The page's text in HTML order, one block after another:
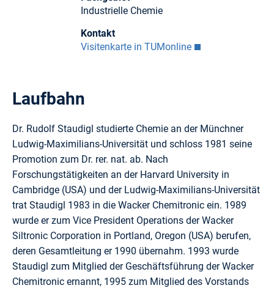
Industrielle Chemie
Kontakt
Visitenkarte in TUMonline
Laufbahn
Dr. Rudolf Staudigl studierte Chemie an der Münchner
Ludwig-Maximilians-Universität und schloss 1981 seine
Promotion zum Dr. rer. nat. ab. Nach
Forschungstätigkeiten an der Harvard University in
Cambridge (USA) und der Ludwig-Maximilians-Universität
trat Staudigl 1983 in die Wacker Chemitronic ein. 1989
wurde er zum Vice President Operations der Wacker
Siltronic Corporation in Portland, Oregon (USA) berufen,
deren Gesamtleitung er 1990 übernahm. 1993 wurde
Staudigl zum Mitglied der Geschäftsführung der Wacker
Chemitronic ernannt, 1995 zum Mitglied des Vorstands